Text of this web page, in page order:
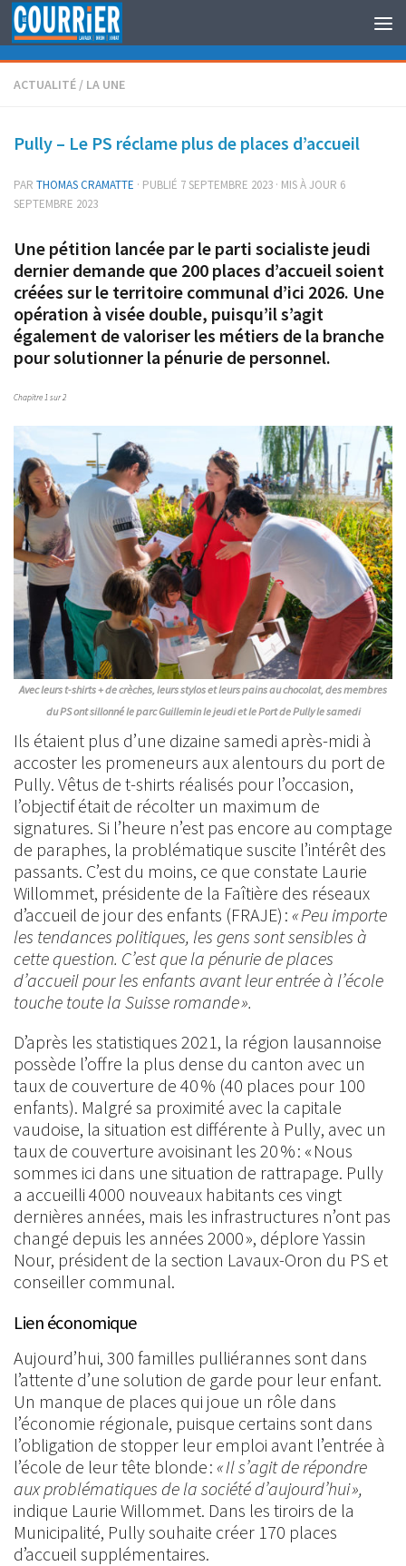
Au dessous du contenu
ACTUALITÉ / LA UNE
Pully – Le PS réclame plus de places d’accueil
PAR THOMAS CRAMATTE · PUBLIÉ 7 SEPTEMBRE 2023 · MIS À JOUR 6
SEPTEMBRE 2023
Une pétition lancée par le parti socialiste jeudi
dernier demande que 200 places d’accueil soient
créées sur le territoire communal d’ici 2026. Une
opération à visée double, puisqu’il s’agit
également de valoriser les métiers de la branche
pour solutionner la pénurie de personnel.
Chapitre 1 sur 2
Avec leurs t-shirts + de crèches, leurs stylos et leurs pains au chocolat, des membres
du PS ont sillonné le parc Guillemin le jeudi et le Port de Pully le samedi
Ils étaient plus d’une dizaine samedi après-midi à
accoster les promeneurs aux alentours du port de
Pully. Vêtus de t-shirts réalisés pour l’occasion,
l’objectif était de récolter un maximum de
signatures. Si l’heure n’est pas encore au comptage
de paraphes, la problématique suscite l’intérêt des
passants. C’est du moins, ce que constate Laurie
Willommet, présidente de la Faîtière des réseaux
d’accueil de jour des enfants (FRAJE) : « Peu importe
les tendances politiques, les gens sont sensibles à
cette question. C’est que la pénurie de places
d’accueil pour les enfants avant leur entrée à l’école
touche toute la Suisse romande ».
D’après les statistiques 2021, la région lausannoise
possède l’offre la plus dense du canton avec un
taux de couverture de 40 % (40 places pour 100
enfants). Malgré sa proximité avec la capitale
vaudoise, la situation est différente à Pully, avec un
taux de couverture avoisinant les 20 % : « Nous
sommes ici dans une situation de rattrapage. Pully
a accueilli 4000 nouveaux habitants ces vingt
dernières années, mais les infrastructures n’ont pas
changé depuis les années 2000 », déplore Yassin
Nour, président de la section Lavaux-Oron du PS et
conseiller communal.
Lien économique
Aujourd’hui, 300 familles pulliérannes sont dans
l’attente d’une solution de garde pour leur enfant.
Un manque de places qui joue un rôle dans
l’économie régionale, puisque certains sont dans
l’obligation de stopper leur emploi avant l’entrée à
l’école de leur tête blonde : « Il s’agit de répondre
aux problématiques de la société d’aujourd’hui »,
indique Laurie Willommet. Dans les tiroirs de la
Municipalité, Pully souhaite créer 170 places
d’accueil supplémentaires.